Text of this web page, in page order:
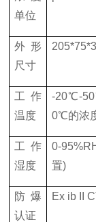
单位
外形
尺寸
工作
温度
-20℃-
0℃的浓
工作
湿度
0-
置)
防爆
认证
Ex ib II